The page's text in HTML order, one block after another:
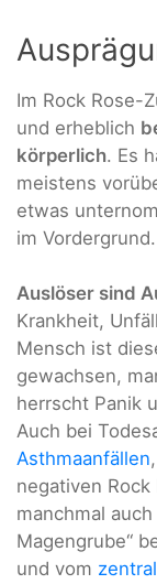
Im Rock Rose-
und erheblich
körperlich. Es
meistens
etwas
im Vordergrund.
Auslöser sind
Krankheit,
Mensch ist
gewachsen,
herrscht Panik
Auch bei
Asthmaanfällen,
negativen
manchmal
Magengrube“
und vom